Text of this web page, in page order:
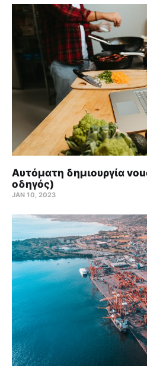
Αυτόματη δημιουργία
οδηγός)
JAN 10, 2023